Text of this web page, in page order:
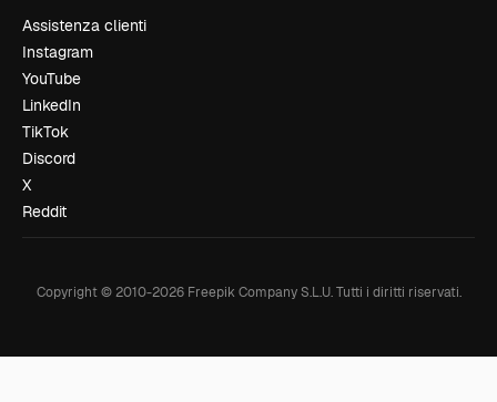
Assistenza clienti
Instagram
YouTube
LinkedIn
TikTok
Discord
X
Reddit
Copyright © 2010-2026Freepik Company S.L.U. Tutti i diritti riservati.